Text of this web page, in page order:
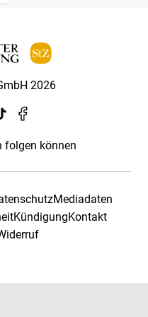
2026
folgen können
Mediadaten
KündigungKontakt